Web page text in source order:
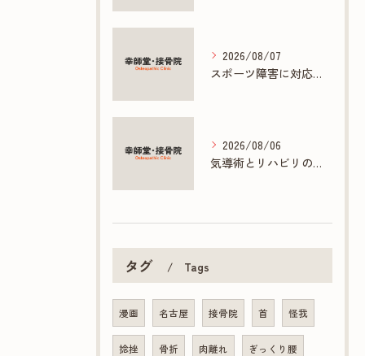
2026/08/07
スポーツ障害に対応する接骨院の専門施術とは
2026/08/06
気導術とリハビリの連携で促す早期回復法
タグ Tags
漫画 名古屋 接骨院 首 怪我
捻挫 骨折 肉離れ ぎっくり腰